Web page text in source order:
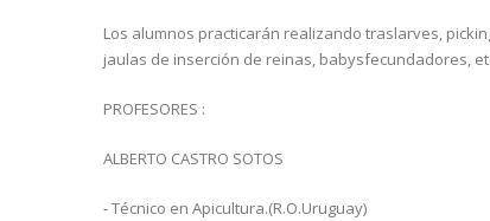
Los alumnos practicarán realizando traslarves,
jaulas de inserción de reinas, babysfecundadores,
PROFESORES :
ALBERTO CASTRO SOTOS
‐ Técnico en Apicultura.(R.O.Uruguay)